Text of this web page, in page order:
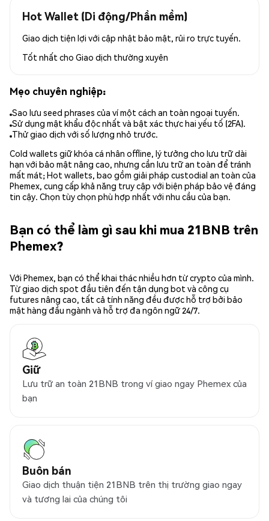
Hot Wallet (Di động/Phần mềm)
Giao dịch tiện lợi với cập nhật bảo mật, rủi ro trực tuyến.
Tốt nhất cho Giao dịch thường xuyên
Mẹo chuyên nghiệp:
Sao lưu seed phrases của ví một cách an toàn ngoại tuyến.
Sử dụng mật khẩu độc nhất và bật xác thực hai yếu tố (2FA).
Thử giao dịch với số lượng nhỏ trước.
Cold wallets giữ khóa cá nhân offline, lý tưởng cho lưu trữ dài
hạn với bảo mật nâng cao, nhưng cần lưu trữ an toàn để tránh
mất mát; Hot wallets, bao gồm giải pháp custodial an toàn của
Phemex, cung cấp khả năng truy cập với biện pháp bảo vệ đáng
tin cậy. Chọn tùy chọn phù hợp nhất với nhu cầu của bạn.
Bạn có thể làm gì sau khi mua 21BNB trên
Phemex?
Với Phemex, bạn có thể khai thác nhiều hơn từ crypto của mình.
Từ giao dịch spot đầu tiên đến tận dụng bot và công cụ
futures nâng cao, tất cả tính năng đều được hỗ trợ bởi bảo
mật hàng đầu ngành và hỗ trợ đa ngôn ngữ 24/7.
Giữ
Lưu trữ an toàn 21BNB trong ví giao ngay Phemex của
bạn
Buôn bán
Giao dịch thuận tiện 21BNB trên thị trường giao ngay
và tương lai của chúng tôi